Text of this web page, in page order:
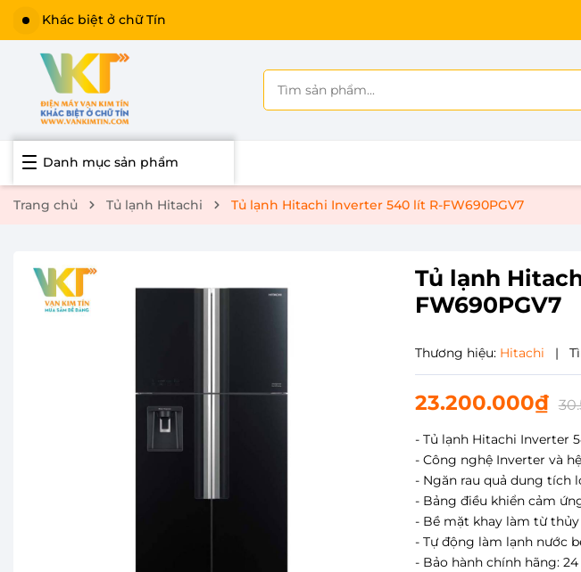
Khác biệt ở chữ Tín
Danh mục sản phẩm
Trang chủ Tủ lạnh Hitachi Tủ lạnh Hitachi Inverter 540 lít R-FW690PGV7
Tủ lạnh
FW690PGV7
Thương hiệu: Hitachi |
23.200.000₫
- Tủ lạnh Hitachi Inverter
- Công nghệ Inverter và
- Ngăn rau quả dung tích
- Bảng điều khiển cảm
- Bề mặt khay làm từ
- Tự động làm lạnh nước
- Bảo hành chính hãng: